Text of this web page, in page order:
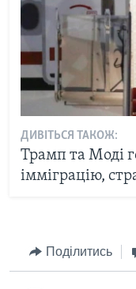
ДИВІТЬСЯ ТАКОЖ:
Трамп та Моді
імміграцію,
Поділитись